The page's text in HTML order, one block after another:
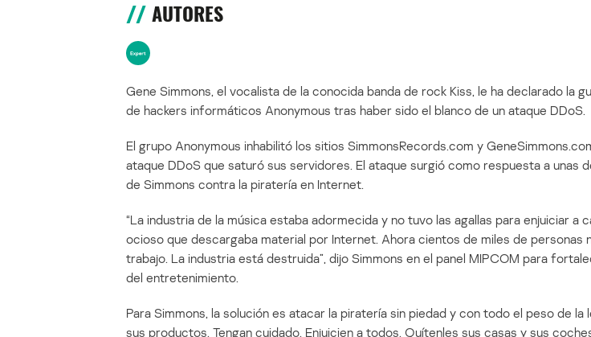
AUTORES
Gene Simmons, el vocalista de la conocida banda de rock Kiss, le ha declarado la
de hackers informáticos Anonymous tras haber sido el blanco de un ataque DDoS.
El grupo Anonymous inhabilitó los sitios SimmonsRecords.com y
ataque DDoS que saturó sus servidores. El ataque surgió como respuesta a unas
de Simmons contra la piratería en Internet.
“La industria de la música estaba adormecida y no tuvo las agallas para enjuiciar a
ocioso que descargaba material por Internet. Ahora cientos de miles de personas
trabajo. La industria está destruida”, dijo Simmons en el panel MIPCOM para
del entretenimiento.
Para Simmons, la solución es atacar la piratería sin piedad y con todo el peso de la
sus productos. Tengan cuidado. Enjuicien a todos. Quítenles sus casas y sus